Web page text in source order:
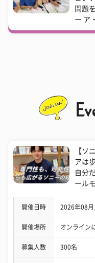
問題
ー ア
【ソ
アは
自分
ール
開催日時 2026年08
開催場所 オンライン
募集人数 300名